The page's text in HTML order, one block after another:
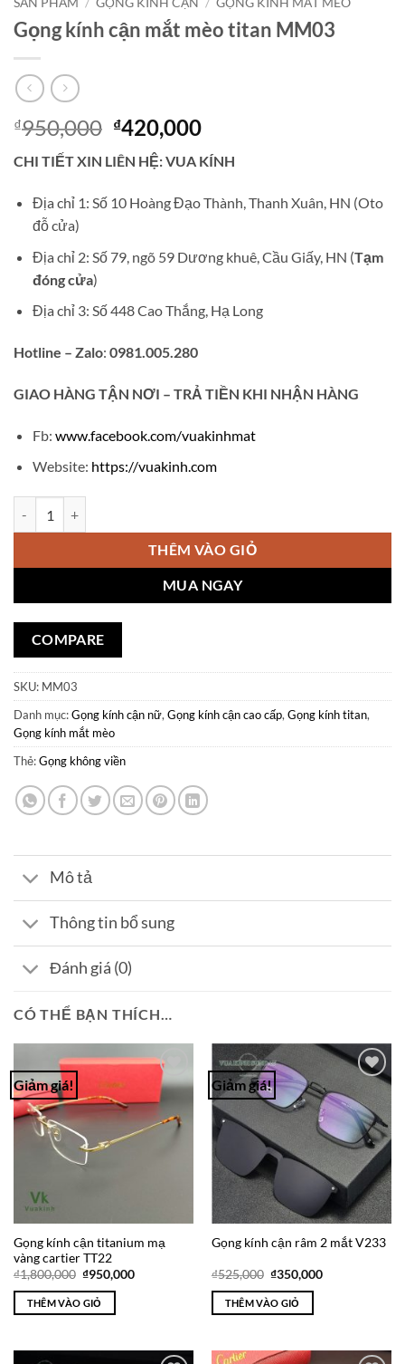
Gọng kính cận mắt mèo titan MM03
₫950,000 Giá
gốc
là:
₫950,000.
₫420,000Giá
hiện
tại
là:
₫420,000.
CHI TIẾT XIN LIÊN HỆ: VUA KÍNH
Địa chỉ 1: Số 10 Hoàng Đạo Thành, Thanh Xuân, HN (Oto
đỗ cửa)
Địa chỉ 2: Số 79, ngõ 59 Dương khuê, Cầu Giấy, HN (Tạm
đóng cửa)
Địa chỉ 3: Số 448 Cao Thắng, Hạ Long
Hotline – Zalo: 0981.005.280
GIAO HÀNG TẬN NƠI – TRẢ TIỀN KHI NHẬN HÀNG
Fb: www.facebook.com/vuakinhmat
Website: https://vuakinh.com
THÊM VÀO GIỎ
MUA NGAY
COMPARE
SKU: MM03
Danh mục:Gọng kính cận nữ, Gọng kính cận cao cấp, Gọng kính titan,
Gọng kính mắt mèo
Thẻ:Gọng không viền
Mô tả
Thông tin bổ sung
Đánh giá (0)
CÓ THỂ BẠN THÍCH…
Giảm giá!
Add to
Wishlist
Gọng kính cận titanium mạ
vàng cartier TT22
₫1,800,000 Giá
là:
₫1,800,000.
₫950,000Giá
THÊM VÀO GIỎ
Giảm giá!
Wishlist
Gọng kính cận râm 2 mắt V233
₫525,000 Giá
là:
₫525,000.
₫350,000Giá
THÊM VÀO GIỎ